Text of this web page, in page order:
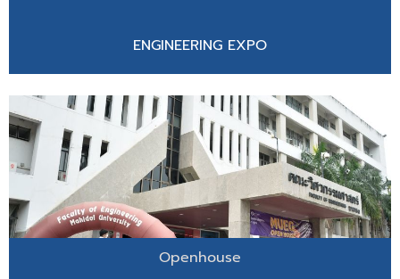
ENGINEERING EXPO
Openhouse